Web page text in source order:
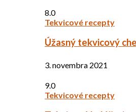
8.0
Tekvicové recepty
Úžasný tekvicový
3. novembra 2021
9.0
Tekvicové recepty